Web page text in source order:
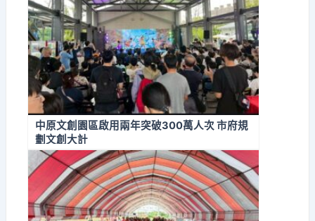
中原文創園區啟用兩年突破300萬人次 市府規
劃文創大計